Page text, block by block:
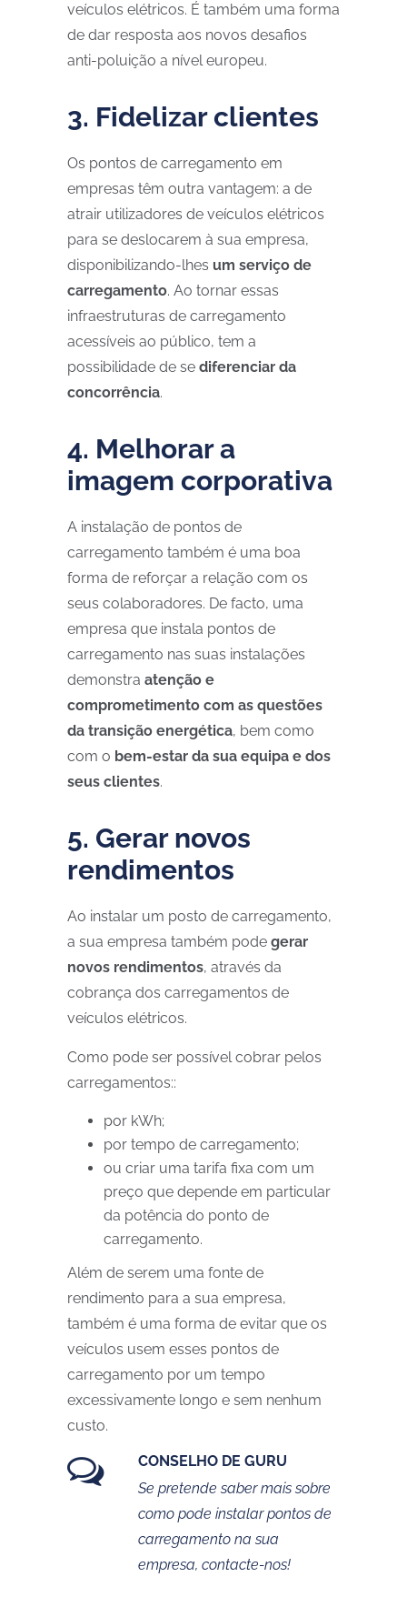
veículos elétricos. É também uma forma
de dar resposta aos novos desafios
anti-poluição a nível europeu.
3. Fidelizar clientes
Os pontos de carregamento em
empresas têm outra vantagem: a de
atrair utilizadores de veículos elétricos
para se deslocarem à sua empresa,
disponibilizando-lhes um serviço de
carregamento. Ao tornar essas
infraestruturas de carregamento
acessíveis ao público, tem a
possibilidade de se diferenciar da
concorrência.
4. Melhorar a
imagem corporativa
A instalação de pontos de
carregamento também é uma boa
forma de reforçar a relação com os
seus colaboradores. De facto, uma
empresa que instala pontos de
carregamento nas suas instalações
demonstra atenção e
comprometimento com as questões
da transição energética, bem como
com o bem-estar da sua equipa e dos
seus clientes.
5. Gerar novos
rendimentos
Ao instalar um posto de carregamento,
a sua empresa também pode gerar
novos rendimentos, através da
cobrança dos carregamentos de
veículos elétricos.
Como pode ser possível cobrar pelos
carregamentos::
por kWh;
por tempo de carregamento;
ou criar uma tarifa fixa com um
preço que depende em particular
da potência do ponto de
carregamento.
Além de serem uma fonte de
rendimento para a sua empresa,
também é uma forma de evitar que os
veículos usem esses pontos de
carregamento por um tempo
excessivamente longo e sem nenhum
custo.
CONSELHO DE GURU
Se pretende saber mais sobre
como pode instalar pontos de
carregamento na sua
empresa, contacte-nos!